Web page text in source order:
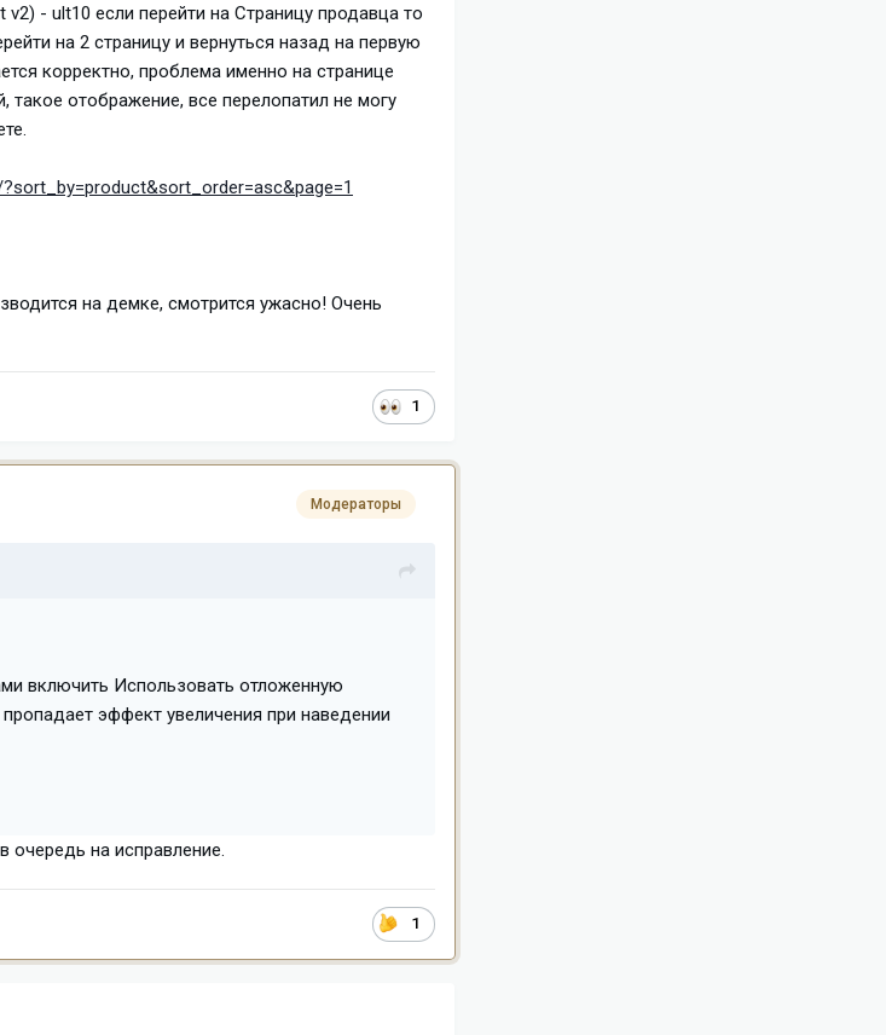
- ult10 если перейти на Страницу продавца то
на 2 страницу и вернуться назад на первую
корректно, проблема именно на странице
отображение, все перелопатил не могу
на демке, смотрится ужасно! Очень
1
Модераторы
включить Использовать отложенную
эффект увеличения при наведении
очередь на исправление.
1